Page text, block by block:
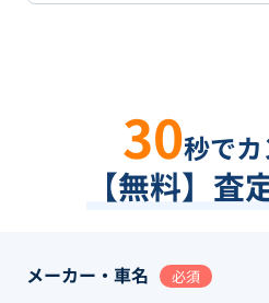
30秒でカ
【無料】査
メーカー・車名 必須